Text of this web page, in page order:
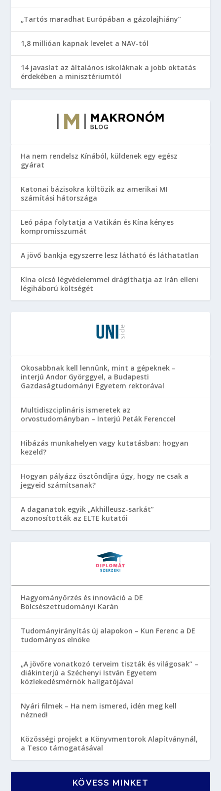
„Tartós maradhat Európában a gázolajhiány”
1,8 millióan kapnak levelet a NAV-tól
14 javaslat az általános iskoláknak a jobb oktatás
érdekében a minisztériumtól
Ha nem rendelsz Kínából, küldenek egy egész
gyárat
Katonai bázisokra költözik az amerikai MI
számítási hátországa
Leó pápa folytatja a Vatikán és Kína kényes
kompromisszumát
A jövő bankja egyszerre lesz látható és láthatatlan
Kína olcsó légvédelemmel drágíthatja az Irán elleni
légiháború költségét
Okosabbnak kell lennünk, mint a gépeknek –
interjú Andor Györggyel, a Budapesti
Gazdaságtudományi Egyetem rektorával
Multidiszciplináris ismeretek az
orvostudományban – Interjú Peták Ferenccel
Hibázás munkahelyen vagy kutatásban: hogyan
kezeld?
Hogyan pályázz ösztöndíjra úgy, hogy ne csak a
jegyeid számítsanak?
A daganatok egyik „Akhilleusz-sarkát”
azonosították az ELTE kutatói
Hagyományőrzés és innováció a DE
Bölcsészettudományi Karán
Tudományirányítás új alapokon – Kun Ferenc a DE
tudományos elnöke
„A jövőre vonatkozó terveim tiszták és világosak” –
diákinterjú a Széchenyi István Egyetem
közlekedésmérnök hallgatójával
Nyári filmek – Ha nem ismered, idén meg kell
nézned!
Közösségi projekt a Könyvmentorok Alapítványnál,
a Tesco támogatásával
KÖVESS MINKET